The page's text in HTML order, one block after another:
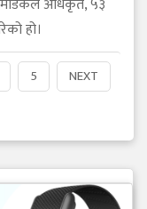
मेडिकल अधिकृत, ५३
हो।
5 NEXT